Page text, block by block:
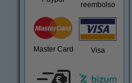
reembolso
Master Card Visa